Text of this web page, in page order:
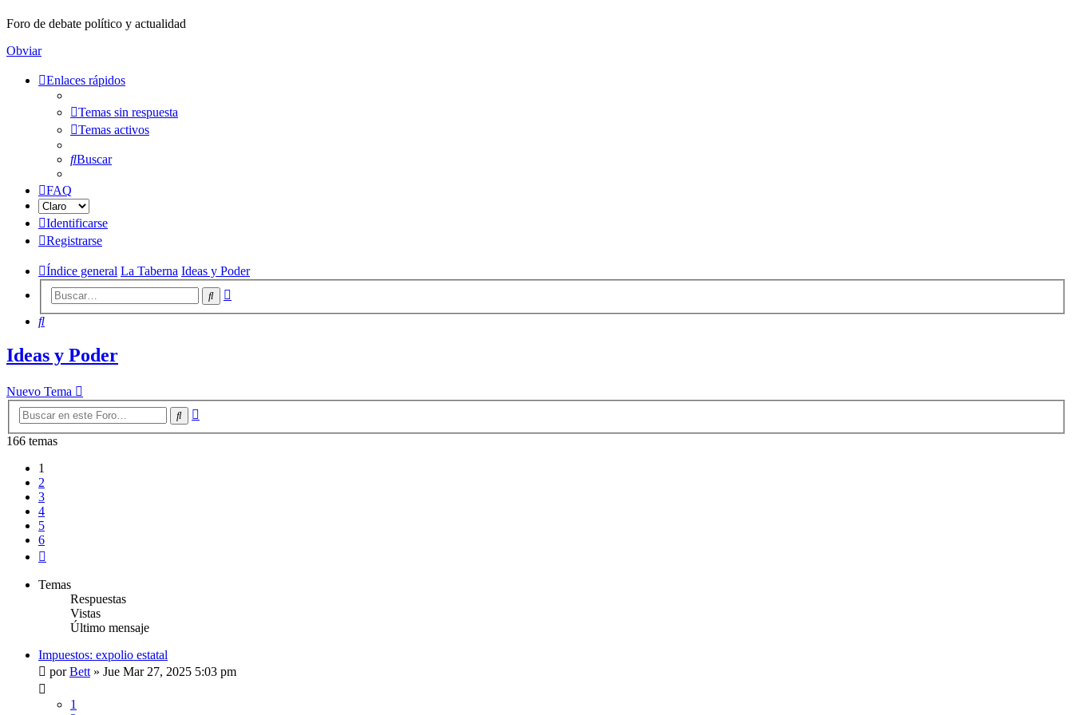
Foro de debate político y actualidad
Obviar
Enlaces rápidos
Temas sin respuesta
Temas activos
Buscar
FAQ
Identificarse
Registrarse
Índice general La Taberna Ideas y Poder
Buscar
Buscar
Ideas y Poder
Nuevo Tema
Buscar
166 temas
1
2
3
4
5
6
Temas
Respuestas
Vistas
Último mensaje
Impuestos: expolio estatal
porBett» Jue Mar 27, 2025 5:03 pm
1